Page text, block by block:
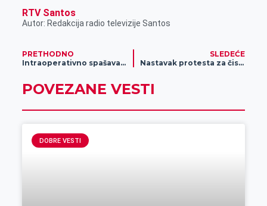
RTV Santos
Autor: Redakcija radio televizije Santos
PRETHODNO
Intraoperativno spašavanje krvi u toku operacije
SLEDEĆE
Nastavak protesta za čistu vodu
POVEZANE VESTI
DOBRE VESTI